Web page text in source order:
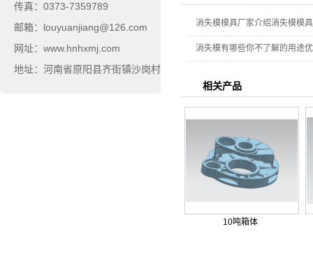
传真：0373-7359789
邮箱：louyuanjiang@126.com
网址：www.hnhxmj.com
地址：河南省原阳县齐街镇沙岗村
消失模模具厂家介绍消失模模
消失模有哪些你不了解的用途
相关产品
10吨箱体